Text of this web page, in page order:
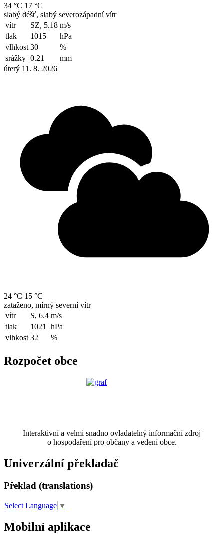
34 °C 17 °C
slabý déšť, slabý severozápadní vítr
vítr
SZ, 5.18 m/s
tlak
1015
hPa
vlhkost 30
%
srážky 0.21
mm
úterý 11. 8. 2026
24 °C 15 °C
zataženo, mírný severní vítr
vítr
S, 6.4 m/s
tlak
1021
hPa
vlhkost 32 %
Rozpočet obce
Interaktivní a velmi snadno ovladatelný informační zdroj
o hospodaření pro občany a vedení obce.
Univerzální překladač
Překlad (translations)
Select Language ▼
Mobilní aplikace